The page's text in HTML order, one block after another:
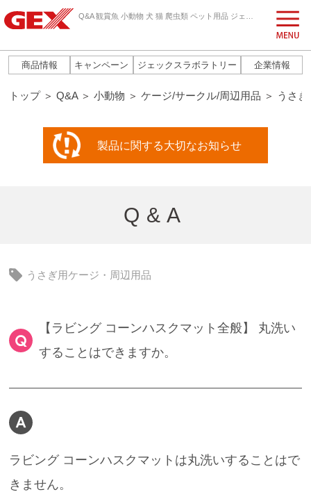
商品情報 キャンペーン ジェックスラボラトリー 企業情報
トップ＞ Q&A＞ 小動物 ＞ ケージ/サークル/周辺用品 ＞ うさ
製品に関する大切なお知らせ
Q&A
うさぎ用ケージ・周辺用品
【ラビング コーンハスクマット全般】 丸洗い
することはできますか。
ラビング コーンハスクマットは丸洗いすることはで
きません。